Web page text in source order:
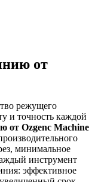
от
режущего
и точность каждой
от Ozgenc Machine
минимальное
инструмент
эффективное